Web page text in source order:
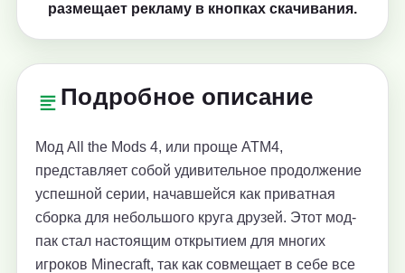
размещает рекламу в кнопках скачивания.
Подробное описание
Мод All the Mods 4, или проще ATM4,
представляет собой удивительное продолжение
успешной серии, начавшейся как приватная
сборка для небольшого круга друзей. Этот мод-
пак стал настоящим открытием для многих
игроков Minecraft, так как совмещает в себе все